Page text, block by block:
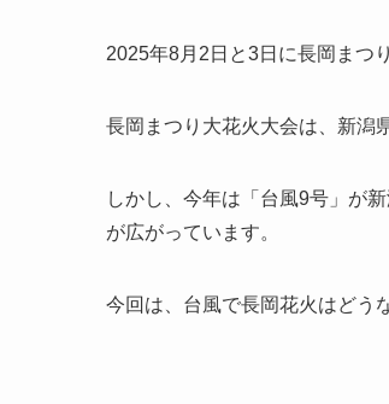
2025年8月2日と3日に長岡まつ
長岡まつり大花火大会は、新潟
しかし、今年は「台風9号」が
が広がっています。
今回は、台風で長岡花火はどう